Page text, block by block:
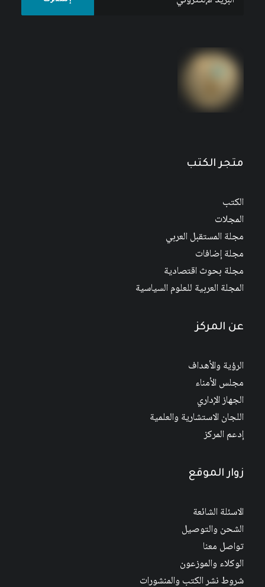
متجر الكتب
الكتب
المجلات
مجلة المستقبل العربي
مجلة إضافات
مجلة بحوث اقتصادية
المجلة العربية للعلوم السياسية
عن المركز
الرؤية والأهداف
مجلس الأمناء
الجهاز الإداري
اللجان الاستشارية والعلمية
إدعم المركز
زوار الموقع
الاسئلة الشائعة
الشحن والتوصيل
تواصل معنا
الوكلاء والموزعون
شروط نشر الكتب والمنشورات